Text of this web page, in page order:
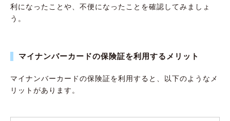
利になったことや、不便になったことを確認してみましょ
う。
マイナンバーカードの保険証を利用するメリット
マイナンバーカードの保険証を利用すると、以下のようなメ
リットがあります。